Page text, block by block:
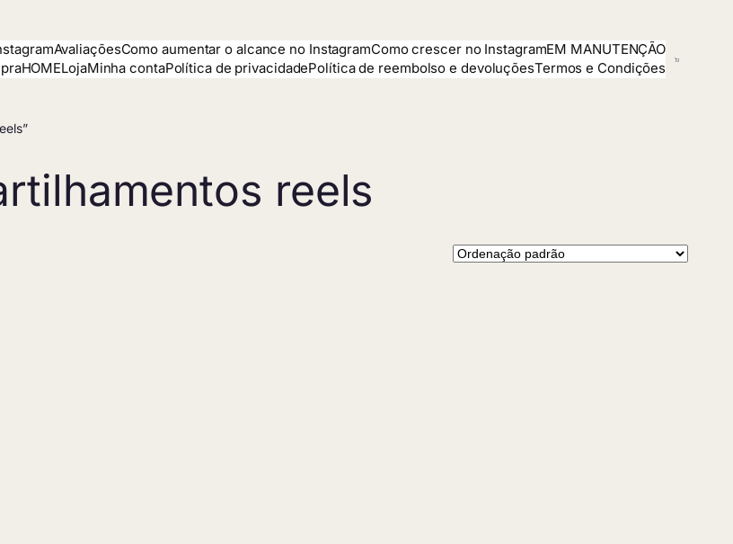
AvaliaçõesComo aumentar o alcance no InstagramComo crescer no InstagramEM MANUTENÇÃO
HOMELojaMinha contaPolítica de privacidadePolítica de reembolso e devoluçõesTermos e Condições
reels